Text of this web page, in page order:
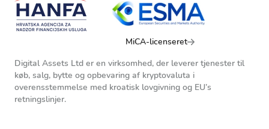
MiCA-licenseret
Digital Assets Ltd er en virksomhed, der leverer tjenester til
køb, salg, bytte og opbevaring af kryptovaluta i
overensstemmelse med kroatisk lovgivning og EU’s
retningslinjer.